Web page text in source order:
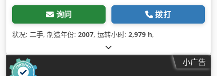
询问 拨打
状况: 二手, 制造年份: 2007, 运转小时: 2,979 h,
小广告